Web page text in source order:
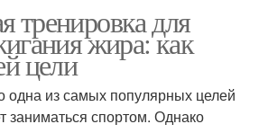
тренировка для
жира: как
цели
одна из самых популярных целей
заниматься спортом. Однако